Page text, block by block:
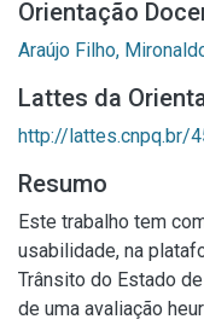
Orientação
Araújo Filho,
Lattes da
http://lattes.cnpq.br/
Resumo
Este trabalho tem
usabilidade, na
Trânsito do Estado
de uma avaliação